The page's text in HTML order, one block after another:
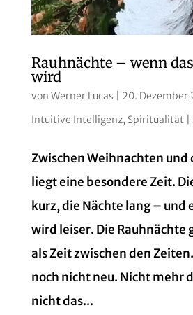
Rauhnächte – wenn
wird
von Werner Lucas 20. Dezember
Intuitive Intelligenz, Spiritualität|
Zwischen Weihnachten und
liegt eine besondere Zeit.
kurz, die Nächte lang – und
wird leiser. Die Rauhnächte
als Zeit zwischen den
noch nicht neu. Nicht mehr
nicht das...